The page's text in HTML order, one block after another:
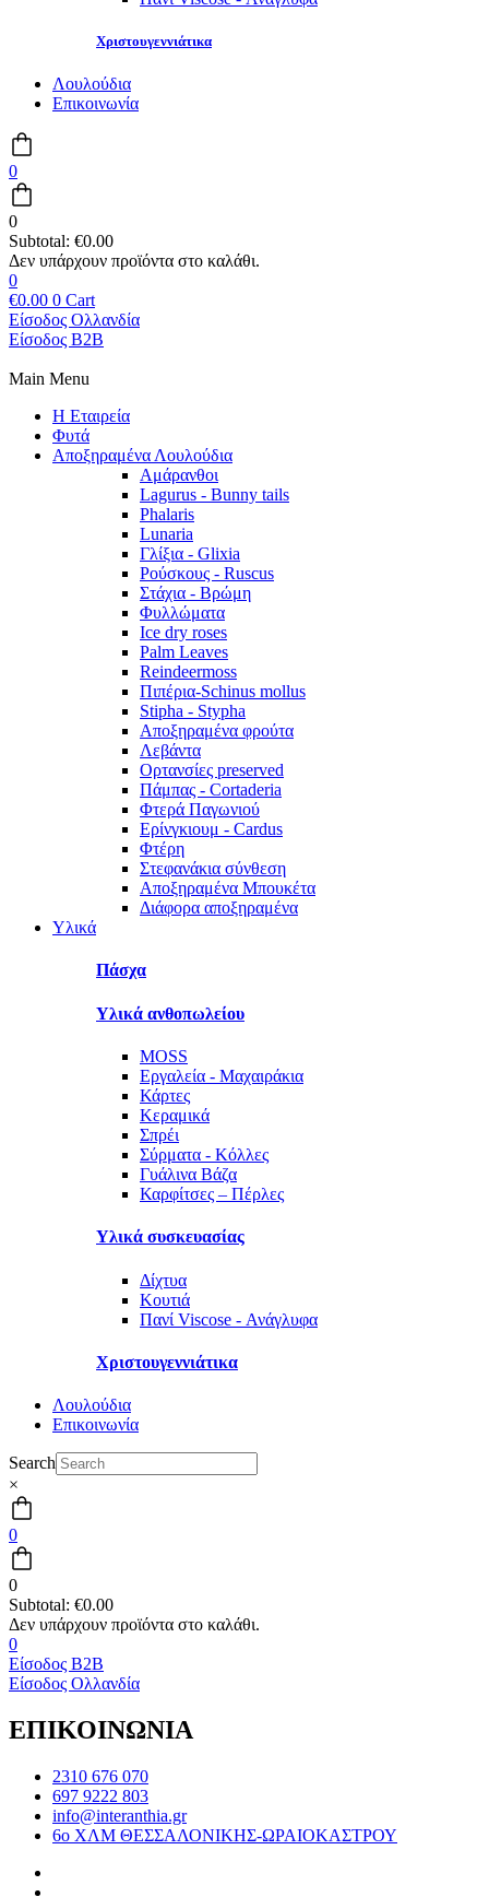
Χριστουγεννιάτικα
Λουλούδια
Επικοινωνία
0
0
Subtotal: €0.00
0
€0.00 0 Cart
Είσοδος Ολλανδία
Είσοδος B2B
Main Menu
Η Εταιρεία
Φυτά
Αποξηραμένα Λουλούδια
Αμάρανθοι
Lagurus - Bunny tails
Phalaris
Lunaria
Γλίξια - Glixia
Ρούσκους - Ruscus
Στάχια - Βρώμη
Φυλλώματα
Ice dry roses
Palm Leaves
Reindeermoss
Πιπέρια-Schinus mollus
Stipha - Stypha
Αποξηραμένα φρούτα
Λεβάντα
Ορτανσίες preserved
Πάμπας - Cortaderia
Φτερά Παγωνιού
Ερίνγκιουμ - Cardus
Φτέρη
Στεφανάκια σύνθεση
Αποξηραμένα Μπουκέτα
Διάφορα αποξηραμένα
Υλικά
Πάσχα
Υλικά ανθοπωλείου
MOSS
Εργαλεία - Μαχαιράκια
Κάρτες
Κεραμικά
Σπρέι
Σύρματα - Κόλλες
Γυάλινα Βάζα
Καρφίτσες – Πέρλες
Υλικά συσκευασίας
Δίχτυα
Κουτιά
Πανί Viscose - Ανάγλυφα
Χριστουγεννιάτικα
Λουλούδια
Επικοινωνία
Search
×
0
0
Subtotal: €0.00
0
Είσοδος B2B
Είσοδος Ολλανδία
ΕΠΙΚΟΙΝΩΝΙΑ
2310 676 070
697 9222 803
info@interanthia.gr
6ο ΧΛΜ ΘΕΣΣΑΛΟΝΙΚΗΣ-ΩΡΑΙΟΚΑΣΤΡΟΥ